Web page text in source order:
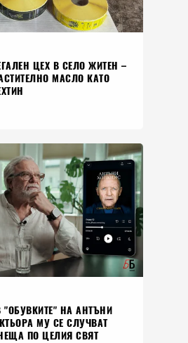
ЦЕХ В СЕЛО ЖИТЕН –
МАСЛО КАТО
"ОБУВКИТЕ" НА АНТЪНИ
МУ СЕ СЛУЧВАТ
ПО ЦЕЛИЯ СВЯТ